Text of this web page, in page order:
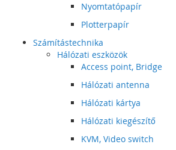
Nyomtatópapír
Plotterpapír
Számítástechnika
Hálózati eszközök
Access point, Bridge
Hálózati antenna
Hálózati kártya
Hálózati kiegészítő
KVM, Video switch